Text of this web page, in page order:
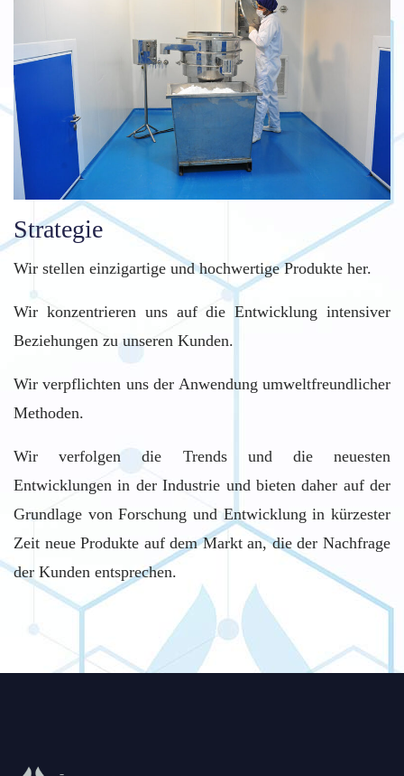
Strategie
Wir stellen einzigartige und hochwertige Produkte her.
Wir konzentrieren uns auf die Entwicklung intensiver
Beziehungen zu unseren Kunden.
Wir verpflichten uns der Anwendung umweltfreundlicher
Methoden.
Wir verfolgen die Trends und die neuesten
Entwicklungen in der Industrie und bieten daher auf der
Grundlage von Forschung und Entwicklung in kürzester
Zeit neue Produkte auf dem Markt an, die der Nachfrage
der Kunden entsprechen.